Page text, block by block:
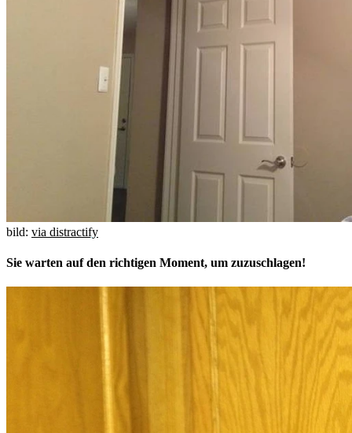
bild: via distractify
Sie warten auf den richtigen Moment, um zuzuschlagen!